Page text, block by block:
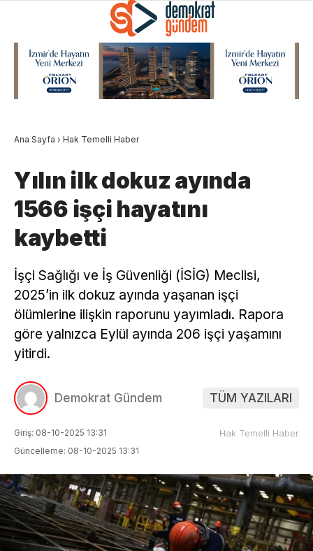
Ana Sayfa › Hak Temelli Haber
Yılın ilk dokuz ayında
1566 işçi hayatını
kaybetti
İşçi Sağlığı ve İş Güvenliği (İSİG) Meclisi,
2025’in ilk dokuz ayında yaşanan işçi
ölümlerine ilişkin raporunu yayımladı. Rapora
göre yalnızca Eylül ayında 206 işçi yaşamını
yitirdi.
Demokrat Gündem TÜM YAZILARI
Giriş: 08-10-2025 13:31
Güncelleme: 08-10-2025 13:31
Hak Temelli Haber